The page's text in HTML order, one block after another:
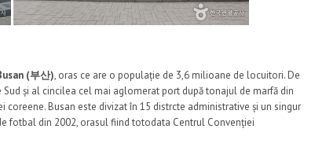
(부산), oras ce are o populație de 3,6 milioane de locuitori. De
și al cincilea cel mai aglomerat port după tonajul de marfă din
coreene. Busan este divizat în 15 distrcte administrative și un singur
fotbal din 2002, orasul fiind totodata Centrul Convenției